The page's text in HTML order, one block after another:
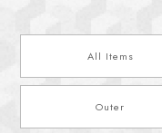
All Items
Outer